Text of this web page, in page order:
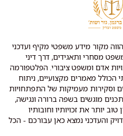
מקור מידע משפטי מקיף ועדכני
מסחרי ותאגידים, דרך דיני
אדם ומשפט ציבורי. הפלטפורמה
הכולל מאמרים מקצועיים, ניתוח
וסקירות מעמיקות של התפתחויות
מוגשים בשפה ברורה ונגישה,
יותר את זכויותיו וחובותיו
והעדכני נמצא כאן עבורכם - הכל